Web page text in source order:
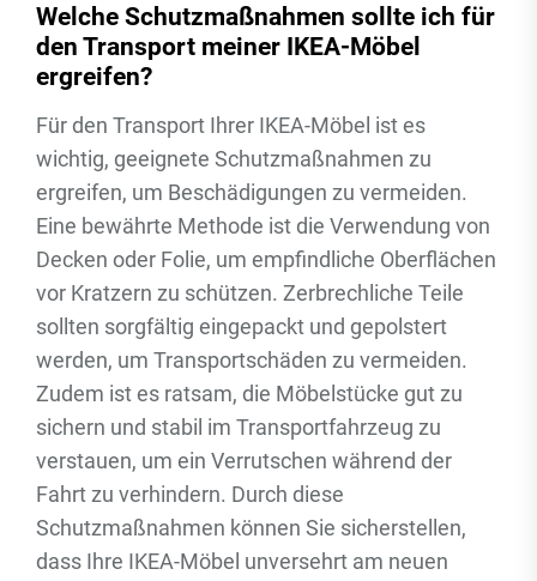
Welche Schutzmaßnahmen sollte ich für
den Transport meiner IKEA-Möbel
ergreifen?
Für den Transport Ihrer IKEA-Möbel ist es
wichtig, geeignete Schutzmaßnahmen zu
ergreifen, um Beschädigungen zu vermeiden.
Eine bewährte Methode ist die Verwendung von
Decken oder Folie, um empfindliche Oberflächen
vor Kratzern zu schützen. Zerbrechliche Teile
sollten sorgfältig eingepackt und gepolstert
werden, um Transportschäden zu vermeiden.
Zudem ist es ratsam, die Möbelstücke gut zu
sichern und stabil im Transportfahrzeug zu
verstauen, um ein Verrutschen während der
Fahrt zu verhindern. Durch diese
Schutzmaßnahmen können Sie sicherstellen,
dass Ihre IKEA-Möbel unversehrt am neuen